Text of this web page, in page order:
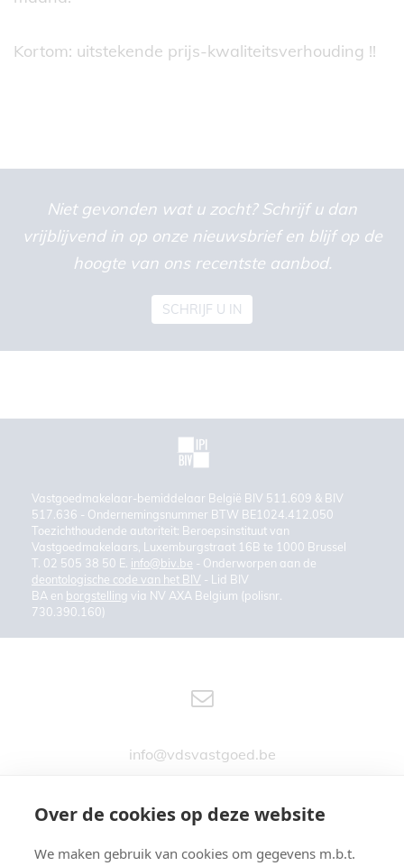
Kortom: uitstekende prijs-kwaliteitsverhouding !!
Niet gevonden wat u zocht? Schrijf u dan
vrijblijvend in op onze nieuwsbrief en blijf op de
hoogte van ons recentste aanbod.
SCHRIJF U IN
Vastgoedmakelaar-bemiddelaar België BIV 511.609 & BIV
517.636 - Ondernemingsnummer BTW BE1024.412.050
Toezichthoudende autoriteit: Beroepsinstituut van
Vastgoedmakelaars, Luxemburgstraat 16B te 1000 Brussel
T. 02 505 38 50 E. info@biv.be - Onderworpen aan de
deontologische code van het BIV - Lid BIV
BA en borgstelling via NV AXA Belgium (polisnr.
730.390.160)
info@vdsvastgoed.be
Stationsstraat 76
Over de cookies op deze website
We maken gebruik van cookies om gegevens m.b.t.